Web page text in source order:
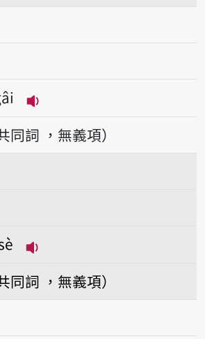
播放音讀thian-gâi
同詞 ，無義項）
同詞 ，無義項）